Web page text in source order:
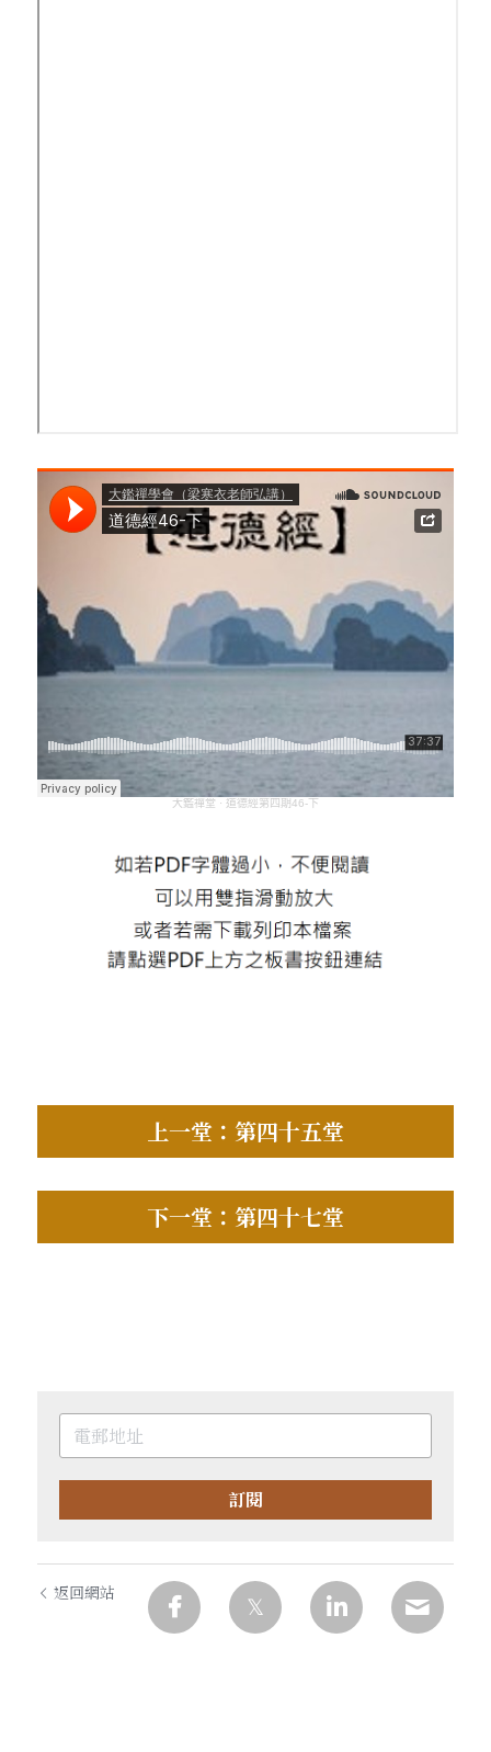
大鑑禪堂 · 道德經第四期46-下
上一堂：第四十五堂
下一堂：第四十七堂
訂閱
返回網站